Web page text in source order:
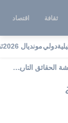
ثقافة اقتصاد
دوليمونديال 2026
مناقشة الحقائق التاريخية